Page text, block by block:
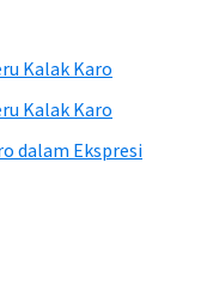
Kalak Karo
Kalak Karo
dalam Ekspresi